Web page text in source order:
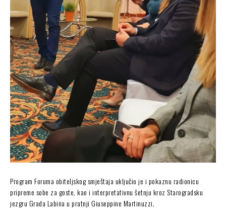
Program Foruma obiteljskog smještaja uključio je i pokaznu radionicu
pripreme sobe za goste, kao i interpretativnu šetnju kroz Starogradsku
jezgru Grada Labina u pratnji Giuseppine Martinuzzi.